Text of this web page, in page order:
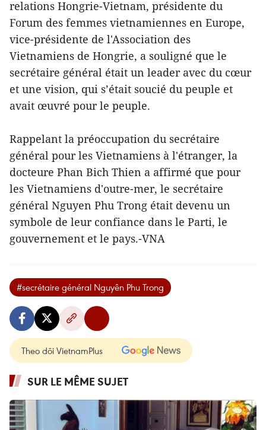
relations Hongrie-Vietnam, présidente du
Forum des femmes vietnamiennes en Europe,
vice-présidente de l'Association des
Vietnamiens de Hongrie, a souligné que le
secrétaire général était un leader avec du cœur
et une vision, qui s’était soucié du peuple et
avait œuvré pour le peuple.
Rappelant la préoccupation du secrétaire
général pour les Vietnamiens à l'étranger, la
docteure Phan Bich Thien a affirmé que pour
les Vietnamiens d'outre-mer, le secrétaire
général Nguyen Phu Trong était devenu un
symbole de leur confiance dans le Parti, le
gouvernement et le pays.-VNA
#secrétaire général Nguyên Phu Trong
Theo dõi VietnamPlus
SUR LE MÊME SUJET